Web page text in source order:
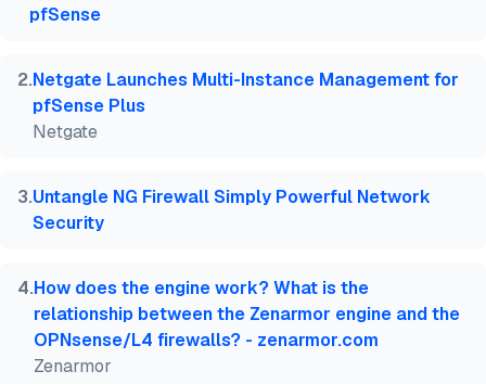
  month  = jul,
}
pfSense
2.Netgate Launches Multi-Instance Management for
pfSense Plus
Netgate
3.Untangle NG Firewall Simply Powerful Network
Security
4.How does the engine work? What is the
relationship between the Zenarmor engine and the
OPNsense/L4 firewalls? - zenarmor.com
Zenarmor